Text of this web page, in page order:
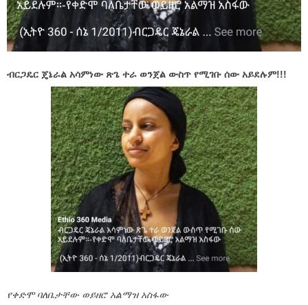
ብርጋዴር ጄኔራል አሳምነው ጽጌ ተራ ወንጀል ውስጥ የሚገቡ ሰው አይደሉም!!!
የቀድሞ ባለቤታቸው ወይዘሮ አልማዝ አስፋው